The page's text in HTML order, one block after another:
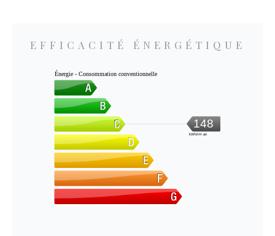
EFFICACITÉ ÉNERGÉTIQUE
Énergie - Consommation conventionnelle
148
kWh/m².an